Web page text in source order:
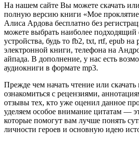
На нашем сайте Вы можете скачать
полную версию книги «Мое
Алиса Ардова бесплатно без
можете выбрать наиболее
устройства, будь то fb2, txt, rtf, epub на
электронной книги, телефона на
айпада. В дополнение, у нас есть
аудиокниги в формате mp3.
Прежде чем начать чтение или
ознакомиться с рецензиями,
отзывы тех, кто уже оценил данное
уделяем особое внимание цитатам —
которые помогут вам лучше понять
личности героев и основную идею